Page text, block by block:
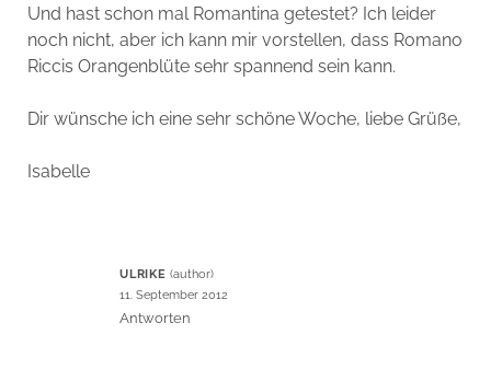
Und hast schon mal Romantina getestet? Ich leider
noch nicht, aber ich kann mir vorstellen, dass Romano
Riccis Orangenblüte sehr spannend sein kann.
Dir wünsche ich eine sehr schöne Woche, liebe Grüße,
Isabelle
ULRIKE
11. September 2012
Antworten